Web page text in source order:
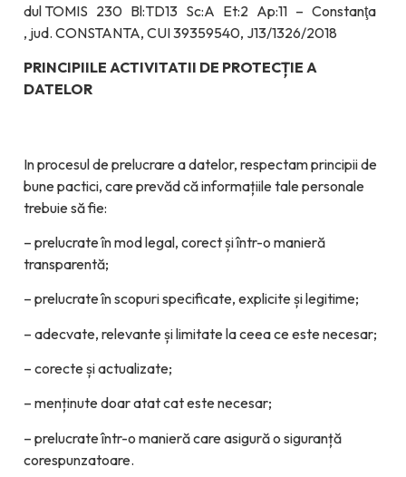
dul TOMIS 230 Bl:TD13 Sc:A Et:2 Ap:11 – Constanţa
, jud. CONSTANTA, CUI 39359540, J13/1326/2018
PRINCIPIILE ACTIVITATII DE PROTECȚIE A
DATELOR
In procesul de prelucrare a datelor, respectam principii de
bune pactici, care prevăd că informațiile tale personale
trebuie să fie:
– prelucrate în mod legal, corect și într-o manieră
transparentă;
– prelucrate în scopuri specificate, explicite și legitime;
– adecvate, relevante și limitate la ceea ce este necesar;
– corecte și actualizate;
– menținute doar atat cat este necesar;
– prelucrate într-o manieră care asigură o siguranță
corespunzatoare.